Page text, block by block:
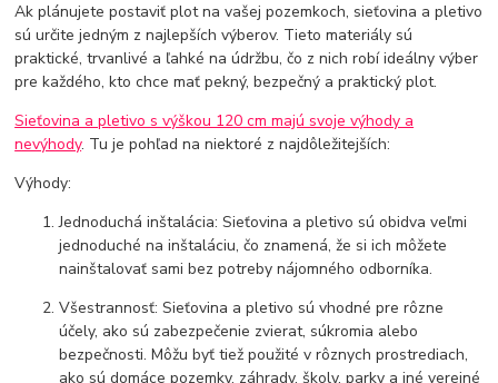
Ak plánujete postaviť plot na vašej pozemkoch, sieťovina a pletivo
sú určite jedným z najlepších výberov. Tieto materiály sú
praktické, trvanlivé a ľahké na údržbu, čo z nich robí ideálny výber
pre každého, kto chce mať pekný, bezpečný a praktický plot.
Sieťovina a pletivo s výškou 120 cm majú svoje výhody a
nevýhody. Tu je pohľad na niektoré z najdôležitejších:
Výhody:
Jednoduchá inštalácia: Sieťovina a pletivo sú obidva veľmi
jednoduché na inštaláciu, čo znamená, že si ich môžete
nainštalovať sami bez potreby nájomného odborníka.
Všestrannosť: Sieťovina a pletivo sú vhodné pre rôzne
účely, ako sú zabezpečenie zvierat, súkromia alebo
bezpečnosti. Môžu byť tiež použité v rôznych prostrediach,
ako sú domáce pozemky, záhrady, školy, parky a iné verejné